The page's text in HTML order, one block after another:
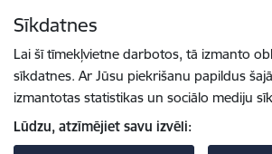
Sīkdatnes
Lai šī tīmekļvietne darbotos, tā izmanto
sīkdatnes. Ar Jūsu piekrišanu papildus
izmantotas statistikas un sociālo mediju
Lūdzu, atzīmējiet savu izvēli: